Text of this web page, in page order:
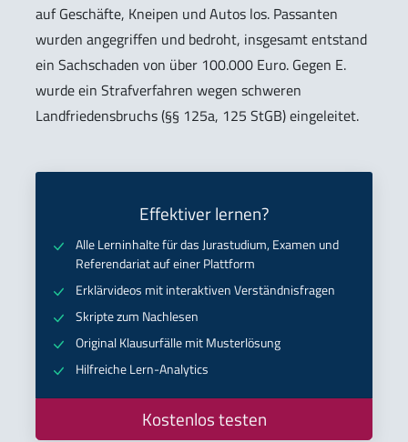
auf Geschäfte, Kneipen und Autos los. Passanten
wurden angegriffen und bedroht, insgesamt entstand
ein Sachschaden von über 100.000 Euro. Gegen E.
wurde ein Strafverfahren wegen schweren
Landfriedensbruchs (§§ 125a, 125 StGB) eingeleitet.
Effektiver lernen?
Alle Lerninhalte für das Jurastudium, Examen und
Referendariat auf einer Plattform
Erklärvideos mit interaktiven Verständnisfragen
Skripte zum Nachlesen
Original Klausurfälle mit Musterlösung
Hilfreiche Lern-Analytics
Kostenlos testen